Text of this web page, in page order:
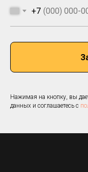
+7
Нажимая на кнопку, вы
данных и соглашаетесь c